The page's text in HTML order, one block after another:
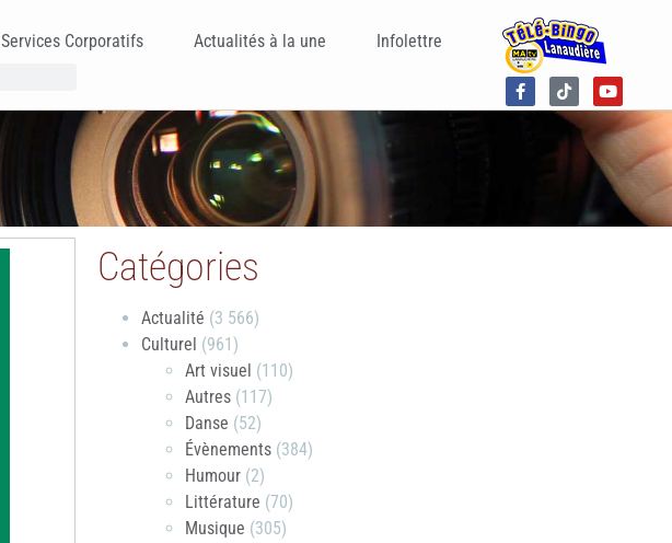
Services Corporatifs Actualités à la une Infolettre
Catégories
Actualité (3 566)
Culturel (961)
Art visuel (110)
Autres (117)
Danse (52)
Évènements (384)
Humour (2)
Littérature (70)
Musique (305)